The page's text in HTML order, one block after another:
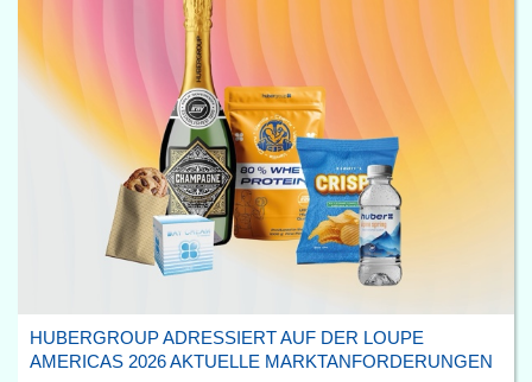
HUBERGROUP ADRESSIERT AUF DER LOUPE
AMERICAS 2026 AKTUELLE MARKTANFORDERUNGEN